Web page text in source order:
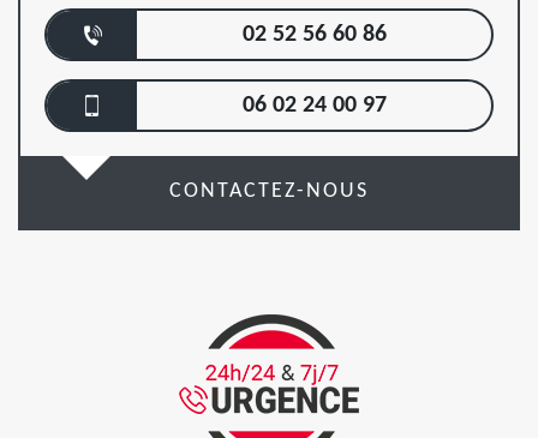
02 52 56 60 86
06 02 24 00 97
CONTACTEZ-NOUS